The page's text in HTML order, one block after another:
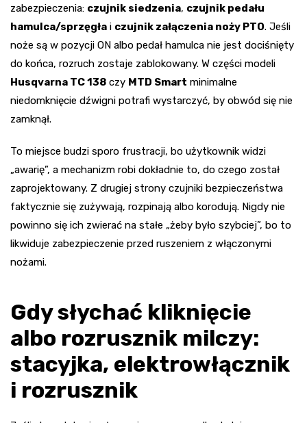
zabezpieczenia: czujnik siedzenia, czujnik pedału
hamulca/sprzęgła i czujnik załączenia noży PTO. Jeśli
noże są w pozycji ON albo pedał hamulca nie jest dociśnięty
do końca, rozruch zostaje zablokowany. W części modeli
Husqvarna TC 138 czy MTD Smart minimalne
niedomknięcie dźwigni potrafi wystarczyć, by obwód się nie
zamknął.
To miejsce budzi sporo frustracji, bo użytkownik widzi
„awarię”, a mechanizm robi dokładnie to, do czego został
zaprojektowany. Z drugiej strony czujniki bezpieczeństwa
faktycznie się zużywają, rozpinają albo korodują. Nigdy nie
powinno się ich zwierać na stałe „żeby było szybciej”, bo to
likwiduje zabezpieczenie przed ruszeniem z włączonymi
nożami.
Gdy słychać kliknięcie
albo rozrusznik milczy:
stacyjka, elektrowłącznik
i rozrusznik